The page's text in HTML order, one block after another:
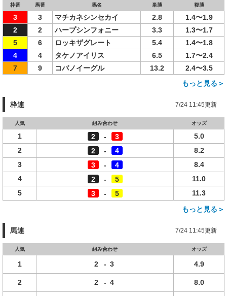
枠番 馬番 馬名 単勝 複勝
3 3 マチカネシンセカイ 2.8
1.4〜1.9
2
2 ハープシンフォニー 3.3
1.3〜1.7
5
6 ロッキザグレート 5.4
1.4〜1.8
4
4 タケノアイリス 6.5
1.7〜2.4
7
9 コバノイーグル 13.2
2.4〜3.5
もっと見る＞
枠連 7/24 11:45更新
人気 組み合わせ オッズ
1 2 - 3
5.0
2
2 - 4
8.2
3
3 - 4
8.4
4
2 - 5
11.0
5
3 - 5
11.3
もっと見る＞
馬連 7/24 11:45更新
人気 組み合わせ オッズ
1 2 - 3 4.9
2 2 - 4 8.0